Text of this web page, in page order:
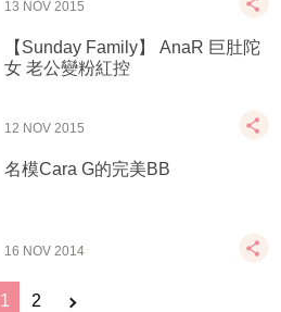
13 NOV 2015
【Sunday Family】 AnaR 巨肚陀
女 老公變粉紅控
12 NOV 2015
名模Cara G的完美BB
16 NOV 2014
1 2